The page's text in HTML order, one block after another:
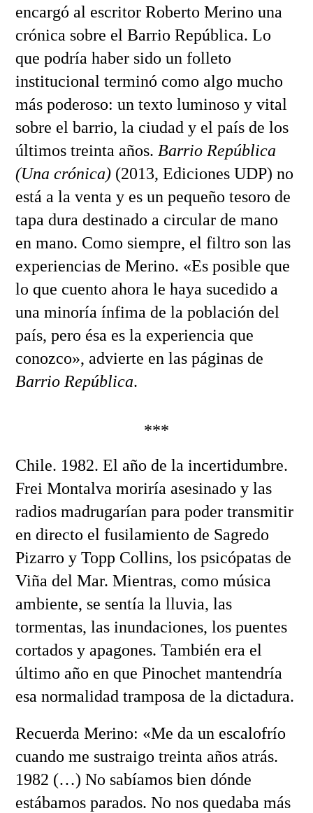
encargó al escritor Roberto Merino una
crónica sobre el Barrio República. Lo
que podría haber sido un folleto
institucional terminó como algo mucho
más poderoso: un texto luminoso y vital
sobre el barrio, la ciudad y el país de los
últimos treinta años. Barrio República
(Una crónica)(2013, Ediciones UDP) no
está a la venta y es un pequeño tesoro de
tapa dura destinado a circular de mano
en mano. Como siempre, el filtro son las
experiencias de Merino. «Es posible que
lo que cuento ahora le haya sucedido a
una minoría ínfima de la población del
país, pero ésa es la experiencia que
conozco», advierte en las páginas de
Barrio República.
***
Chile. 1982. El año de la incertidumbre.
Frei Montalva moriría asesinado y las
radios madrugarían para poder transmitir
en directo el fusilamiento de Sagredo
Pizarro y Topp Collins, los psicópatas de
Viña del Mar. Mientras, como música
ambiente, se sentía la lluvia, las
tormentas, las inundaciones, los puentes
cortados y apagones. También era el
último año en que Pinochet mantendría
esa normalidad tramposa de la dictadura.
Recuerda Merino: «Me da un escalofrío
cuando me sustraigo treinta años atrás.
1982 (…) No sabíamos bien dónde
estábamos parados. No nos quedaba más